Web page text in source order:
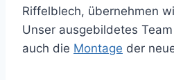
Riffelblech, übernehmen
Unser ausgebildetes
auch die Montage der